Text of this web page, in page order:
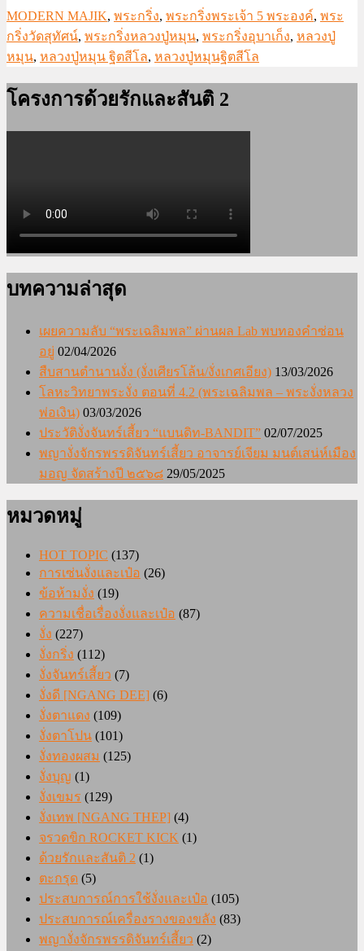
MODERN MAJIK, พระกริ่ง, พระกริ่งพระเจ้า 5 พระองค์, พระ
กริ่งวัดสุทัศน์, พระกริ่งหลวงปู่หมุน, พระกริ่งอุบาเก็ง, หลวงปู่
หมุน, หลวงปู่หมุน ฐิตสีโล, หลวงปู่หมุนฐิตสีโล
โครงการด้วยรักและสันติ 2
บทความล่าสุด
เผยความลับ “พระเฉลิมพล” ผ่านผล Lab พบทองคำซ่อน
อยู่ 02/04/2026
สืบสานตำนานงั่ง (งั่งเศียรโล้น/งั่งเกศเอียง) 13/03/2026
โลหะวิทยาพระงั่ง ตอนที่ 4.2 (พระเฉลิมพล – พระงั่งหลวง
พ่อเงิน) 03/03/2026
ประวัติงั่งจันทร์เสี้ยว “แบนดิท-BANDIT” 02/07/2025
พญางั่งจักรพรรดิจันทร์เสี้ยว อาจารย์เจียม มนต์เสน่ห์เมือง
มอญ จัดสร้างปี ๒๕๖๘ 29/05/2025
หมวดหมู่
HOT TOPIC (137)
การเซ่นงั่งและเป๋อ (26)
ข้อห้ามงั่ง (19)
ความเชื่อเรื่องงั่งและเป๋อ (87)
งั่ง (227)
งั่งกริ่ง (112)
งั่งจันทร์เสี้ยว (7)
งั่งดี [NGANG DEE] (6)
งั่งตาแดง (109)
งั่งตาโปน (101)
งั่งทองผสม (125)
งั่งบุญ (1)
งั่งเขมร (129)
งั่งเทพ [NGANG THEP] (4)
จรวดขิก ROCKET KICK (1)
ด้วยรักและสันติ 2 (1)
ตะกรุด (5)
ประสบการณ์การใช้งั่งและเป๋อ (105)
ประสบการณ์เครื่องรางของขลัง (83)
พญางั่งจักรพรรดิจันทร์เสี้ยว (2)